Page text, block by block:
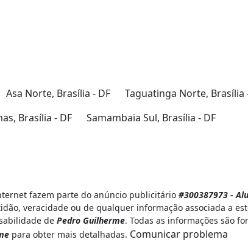
Asa Norte, Brasília - DF
Taguatinga Norte, Brasília
Brasília - DF
Samambaia Sul, Brasília - DF
fazem parte do anúncio publicitário #300387973 -
veracidade ou de qualquer informação associada a
de Pedro Guilherme. Todas as informações são
para obter mais detalhadas. Comunicar problema